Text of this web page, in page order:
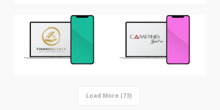
Load More (73)